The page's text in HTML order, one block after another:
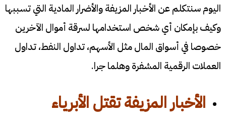
اليوم سنتكلم عن الأخبار المزيفة والأضرار المادية التي تسببها
وكيف بإمكان أي شخص استخدامها لسرقة أموال الآخرين
خصوصا في أسواق المال مثل الأسهم، تداول النفط، تداول
العملات الرقمية المشفرة وهلما جرا.
الأخبار المزيفة تقتل الأبرياء